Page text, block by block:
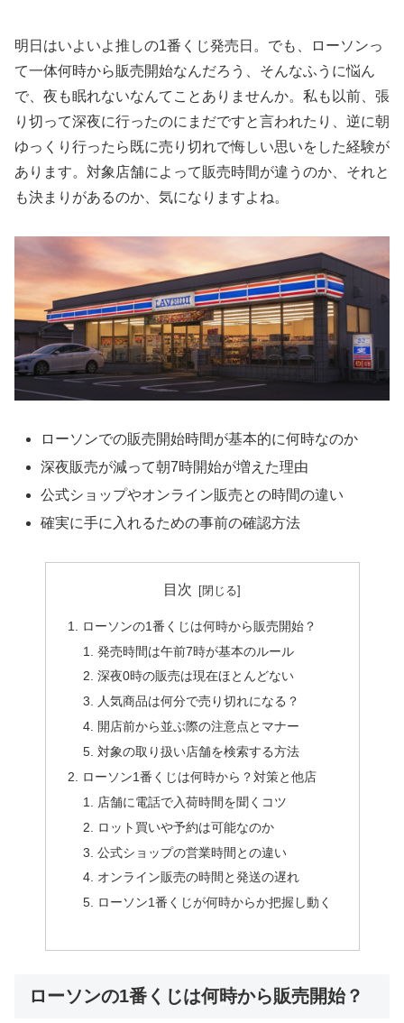
明日はいよいよ推しの1番くじ発売日。でも、ローソンっ
て一体何時から販売開始なんだろう、そんなふうに悩ん
で、夜も眠れないなんてことありませんか。私も以前、張
り切って深夜に行ったのにまだですと言われたり、逆に朝
ゆっくり行ったら既に売り切れで悔しい思いをした経験が
あります。対象店舗によって販売時間が違うのか、それと
も決まりがあるのか、気になりますよね。
ローソンでの販売開始時間が基本的に何時なのか
深夜販売が減って朝7時開始が増えた理由
公式ショップやオンライン販売との時間の違い
確実に手に入れるための事前の確認方法
目次
ローソンの1番くじは何時から販売開始？
発売時間は午前7時が基本のルール
深夜0時の販売は現在ほとんどない
人気商品は何分で売り切れになる？
開店前から並ぶ際の注意点とマナー
対象の取り扱い店舗を検索する方法
ローソン1番くじは何時から？対策と他店
店舗に電話で入荷時間を聞くコツ
ロット買いや予約は可能なのか
公式ショップの営業時間との違い
オンライン販売の時間と発送の遅れ
ローソン1番くじが何時からか把握し動く
ローソンの1番くじは何時から販売開始？